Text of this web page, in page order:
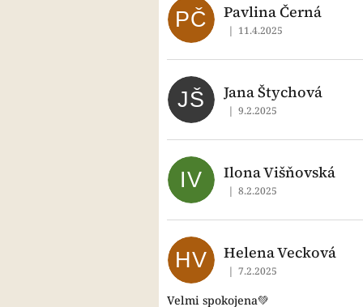
PČ Pavlina Černá
Hodnocení obchodu je 5
| 11.4.2025
JŠ Jana Štychová
Hodnocení obchodu je 5
| 9.2.2025
IV Ilona Višňovská
Hodnocení obchodu je 5
| 8.2.2025
HV Helena Vecková
Hodnocení obchodu je 5
| 7.2.2025
Velmi spokojena💚